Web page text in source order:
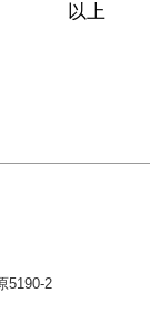
以上
5190-2